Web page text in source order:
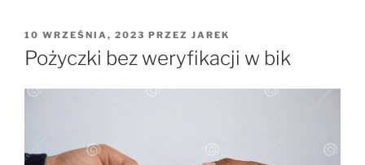
OPUBLIKOWANE
W
10 WRZEŚNIA, 2023 PRZEZ JAREK
Pożyczki bez weryfikacji w bik